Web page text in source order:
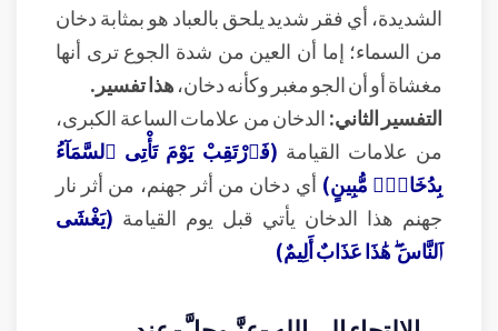
الشديدة، أي فقر شديد يلحق بالعباد هو بمثابة دخان
من السماء؛ إما أن العين من شدة الجوع ترى أنها
مغشاة أو أن الجو مغبر وكأنه دخان،هذا تفسير.
التفسير الثاني:الدخان من علامات الساعة الكبرى،
من علامات القيامة (فَٱرْتَقِبْ يَوْمَ تَأْتِى ٱلسَّمَآءُ
بِدُخَانٍۢ مُّبِينٍ) أي دخان من أثر جهنم، من أثر نار
جهنم هذا الدخان يأتي قبل يوم القيامة (يَغْشَى
ٱلنَّاسَ ۖ هَٰذَا عَذَابٌ أَلِيمٌ)